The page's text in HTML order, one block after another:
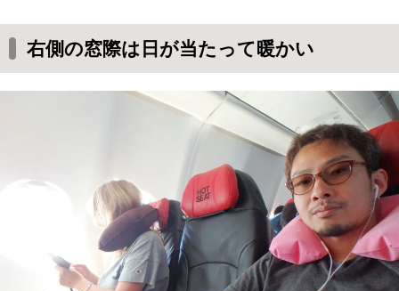
右側の窓際は日が当たって暖かい